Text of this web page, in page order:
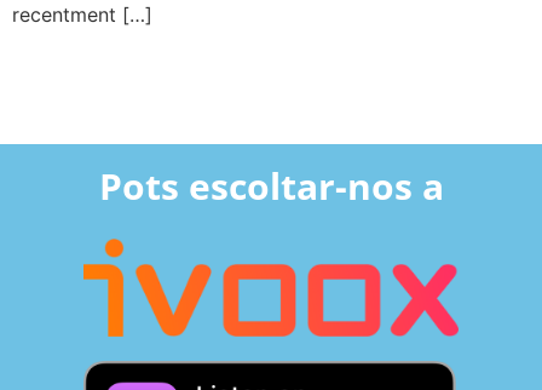
recentment […]
Pots escoltar-nos a